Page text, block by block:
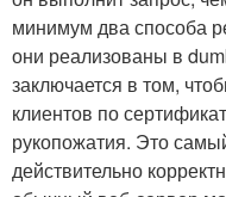
минимум два способа
они реализованы в
заключается в том,
клиентов по
рукопожатия. Это
действительно